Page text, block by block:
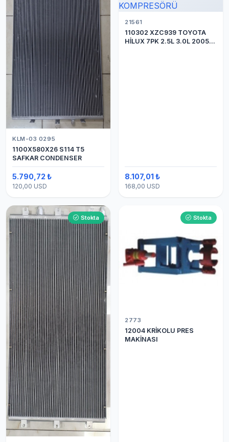
KLM-03 0295
1100X580X26 S114 T5
SAFKAR CONDENSER
5.790,72 ₺
120,00 USD
21561
110302 XZC939 TOYOTA
HİLUX 7PK 2.5L 3.0L 2005
8.107,01 ₺
168,00 USD
Stokta Stokta
2773
12004 KRİKOLU PRES
MAKİNASI